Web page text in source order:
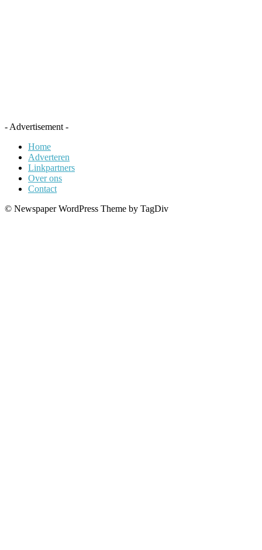
- Advertisement -
Home
Adverteren
Linkpartners
Over ons
Contact
© Newspaper WordPress Theme by TagDiv